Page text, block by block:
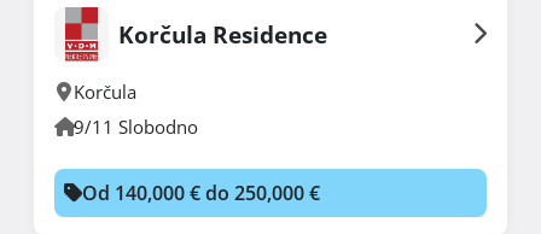
Korčula Residence
Korčula
9/11 Slobodno
Od 140,000 € do 250,000 €